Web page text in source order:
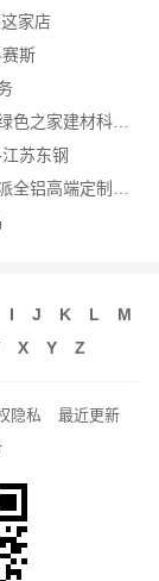
家店
斯
同城知名室内设计团队高端——嘉兴绿色之家建材科技有限公司
苏东钢
I J K L
M
X Y Z
隐私
最近更新